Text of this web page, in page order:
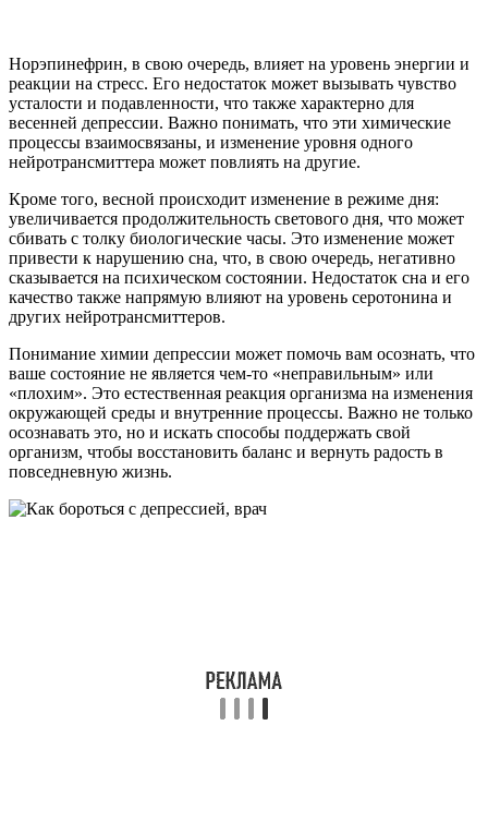
Норэпинефрин, в свою очередь, влияет на уровень энергии и
реакции на стресс. Его недостаток может вызывать чувство
усталости и подавленности, что также характерно для
весенней депрессии. Важно понимать, что эти химические
процессы взаимосвязаны, и изменение уровня одного
нейротрансмиттера может повлиять на другие.
Кроме того, весной происходит изменение в режиме дня:
увеличивается продолжительность светового дня, что может
сбивать с толку биологические часы. Это изменение может
привести к нарушению сна, что, в свою очередь, негативно
сказывается на психическом состоянии. Недостаток сна и его
качество также напрямую влияют на уровень серотонина и
других нейротрансмиттеров.
Понимание химии депрессии может помочь вам осознать, что
ваше состояние не является чем-то «неправильным» или
«плохим». Это естественная реакция организма на изменения
окружающей среды и внутренние процессы. Важно не только
осознавать это, но и искать способы поддержать свой
организм, чтобы восстановить баланс и вернуть радость в
повседневную жизнь.